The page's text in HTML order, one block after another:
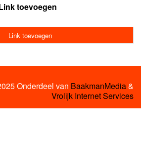
toevoegen
Link toevoegen
Onderdeel van BaakmanMedia&
Vrolijk Internet Services